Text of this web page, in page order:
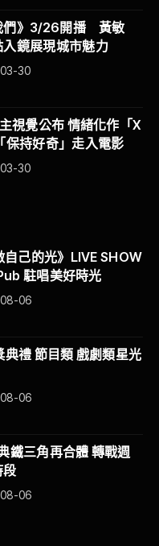
們》3/26開播 黃敏
鏡展現城市魅力
30
視覺公布 情緒化作「X
保持好奇」走入電影
30
己的光》LIVE SHOW
駐唱美好時光
06
禮 節目類 戲劇類星光
06
鐵三角再合體 轉戰週
段
06